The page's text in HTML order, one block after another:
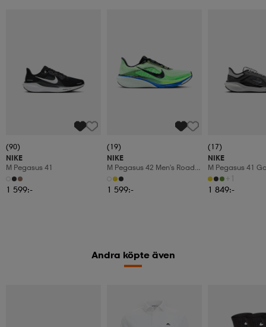
(90)
NIKE
M Pegasus 41
1 599:-
(19)
NIKE
M Pegasus 42 Men's Road
Running
1 599:-
(17)
NIKE
M Pegasus 41
+1
1 849:-
Andra köpte även